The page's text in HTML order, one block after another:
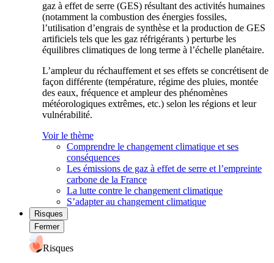
gaz à effet de serre (GES) résultant des activités humaines
(notamment la combustion des énergies fossiles,
l’utilisation d’engrais de synthèse et la production de GES
artificiels tels que les gaz réfrigérants ) perturbe les
équilibres climatiques de long terme à l’échelle planétaire.
L’ampleur du réchauffement et ses effets se concrétisent de
façon différente (température, régime des pluies, montée
des eaux, fréquence et ampleur des phénomènes
météorologiques extrêmes, etc.) selon les régions et leur
vulnérabilité.
Voir le thème
Comprendre le changement climatique et ses
conséquences
Les émissions de gaz à effet de serre et l’empreinte
carbone de la France
La lutte contre le changement climatique
S’adapter au changement climatique
Risques
Fermer
Risques